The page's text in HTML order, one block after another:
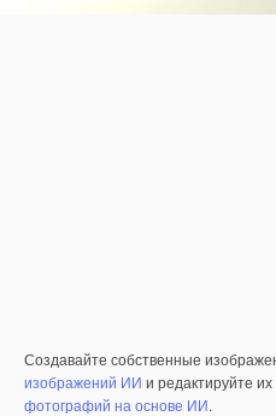
Создавайте собственные
изображений ИИ и редактируйте
фотографий на основе ИИ.